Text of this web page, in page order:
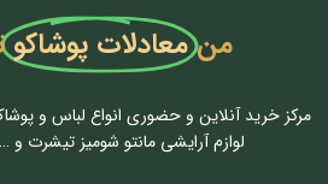
منمعادلات پوشاکو
مرکز خرید آنلاین و حضوری انواع لباس‌ و
لوازم آرایشی مانتو شومیز تیشرت